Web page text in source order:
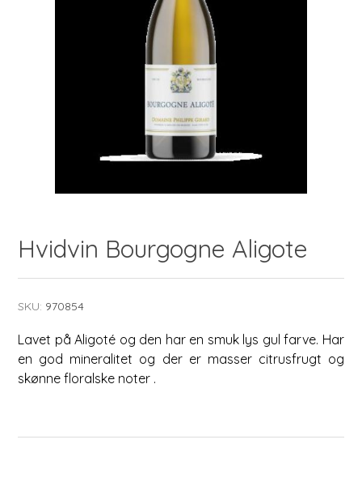
Hvidvin Bourgogne Aligote
SKU: 970854
Lavet på Aligoté og den har en smuk lys gul farve. Har
en god mineralitet og der er masser citrusfrugt og
skønne floralske noter .